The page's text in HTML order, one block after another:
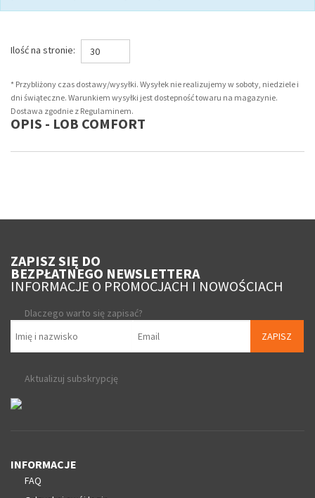
Ilość na stronie: 30
* Przybliżony czas dostawy/wysyłki. Wysyłek nie realizujemy w soboty, niedziele i
dni świąteczne. Warunkiem wysyłki jest dostepność towaru na magazynie.
Dostawa zgodnie z Regulaminem.
OPIS - LOB COMFORT
ZAPISZ SIĘ DO
BEZPŁATNEGO NEWSLETTERA
INFORMACJE O PROMOCJACH I NOWOŚCIACH
Dlaczego warto się zapisać?
ZAPISZ
Aktualizuj subskrypcję
INFORMACJE
FAQ